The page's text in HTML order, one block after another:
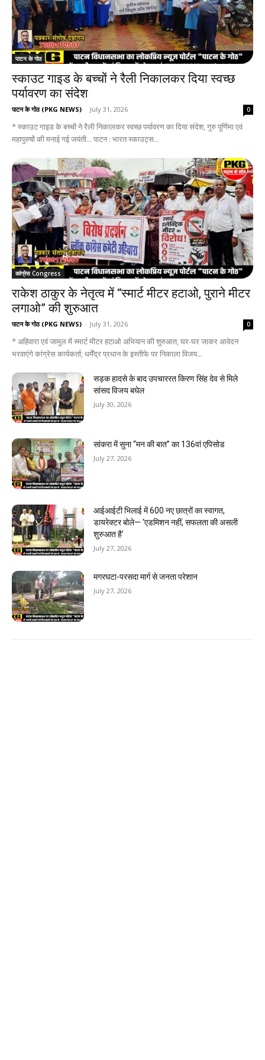
पाटन के गोठ
स्काउट गाइड के बच्चों ने रैली निकालकर दिया स्वच्छ
पर्यावरण का संदेश
पाटन के गोठ (PKG NEWS) - July 31, 2026 0
* स्काउट गाइड के बच्चों ने रैली निकालकर स्वच्छ पर्यावरण का दिया संदेश, गुरु पूर्णिमा एवं
महापुरुषों की मनाई गई जयंती... पाटन : भारत स्काउट्स...
कांग्रेस Congress
राकेश ठाकुर के नेतृत्व में “स्मार्ट मीटर हटाओ, पुराने मीटर
लगाओ” की शुरुआत
पाटन के गोठ (PKG NEWS) - July 31, 2026 0
* अहिवारा एवं जामुल में स्मार्ट मीटर हटाओ अभियान की शुरुआत, घर-घर जाकर आवेदन
भरवाएंगे कांग्रेस कार्यकर्ता; धर्मेंद्र प्रधान के इस्तीफे पर निकाला विजय...
सड़क हादसे के बाद उपचाररत किरण सिंह देव से मिले
सांसद विजय बघेल
July 30, 2026
सांकरा में सुना “मन की बात” का 136वां एपिसोड
July 27, 2026
आईआईटी भिलाई में 600 नए छात्रों का स्वागत,
डायरेक्टर बोले— ‘एडमिशन नहीं, सफलता की असली
शुरुआत है’
July 27, 2026
मगरघटा-परसदा मार्ग से जनता परेशान
July 27, 2026